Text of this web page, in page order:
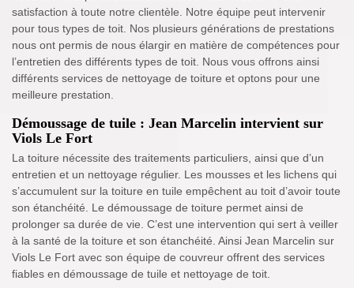
satisfaction à toute notre clientèle. Notre équipe peut intervenir
pour tous types de toit. Nos plusieurs générations de prestations
nous ont permis de nous élargir en matière de compétences pour
l’entretien des différents types de toit. Nous vous offrons ainsi
différents services de nettoyage de toiture et optons pour une
meilleure prestation.
Démoussage de tuile : Jean Marcelin intervient sur
Viols Le Fort
La toiture nécessite des traitements particuliers, ainsi que d’un
entretien et un nettoyage régulier. Les mousses et les lichens qui
s’accumulent sur la toiture en tuile empêchent au toit d’avoir toute
son étanchéité. Le démoussage de toiture permet ainsi de
prolonger sa durée de vie. C’est une intervention qui sert à veiller
à la santé de la toiture et son étanchéité. Ainsi Jean Marcelin sur
Viols Le Fort avec son équipe de couvreur offrent des services
fiables en démoussage de tuile et nettoyage de toit.